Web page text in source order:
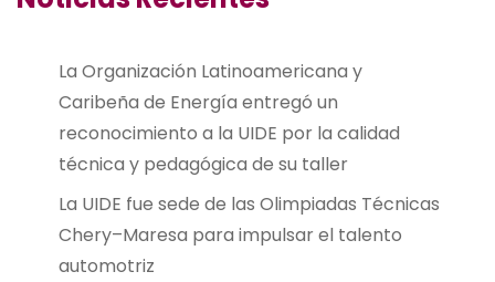
La Organización Latinoamericana y
Caribeña de Energía entregó un
reconocimiento a la UIDE por la calidad
técnica y pedagógica de su taller
La UIDE fue sede de las Olimpiadas Técnicas
Chery–Maresa para impulsar el talento
automotriz